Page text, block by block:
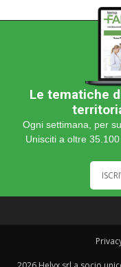
Le tematiche
Ogni settimana, per
Unisciti a oltre